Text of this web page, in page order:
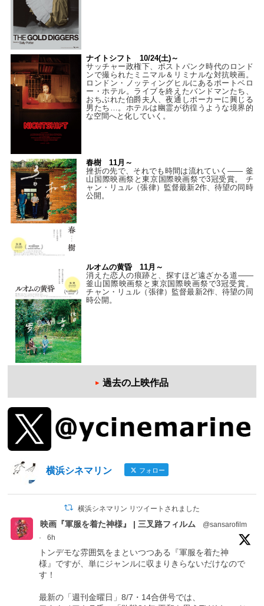
ナイトシフト 10/24(土)～
サッチャー政権下、ポストパンク時代のロンド
ンで撮られたミニマル＆リミナルな対抗映画。
ロンドン・ノッティングヒルにあるポートベロ
ー・ホテル。ライブを終えたバンドマンたち、
おちぶれた伯爵夫人、夜通しポーカーに興じる
男たち…。ホテルは幽霊が彷徨うような境界的
な空間へと化していく。
春樹 11月～
挫折の先で、それでも時間は流れていく—— 釜
山国際映画祭と東京国際映画祭で3冠受賞。 チ
ャン・リュル（張律）監督最新2作、待望の同時
公開。
ルオムの黄昏 11月～
消えた恋人の痕跡と、探すほど遠ざかる道——
釜山国際映画祭と東京国際映画祭で3冠受賞。
チャン・リュル（張律）監督最新2作、待望の同
時公開。
過去の上映作品
横浜シネマリン フォロー
横浜シネマリン リツイートされました
映画『軍服を着た神様』 | 三叉路フィルム
@sansarofilm
·
6h
トンデモな雰囲気をまといつつある『軍服を着た神
様』ですが、単にジャンルに収まりきらないだけなので
す！
最新の「週刊金曜日」8/7・14合併号では、